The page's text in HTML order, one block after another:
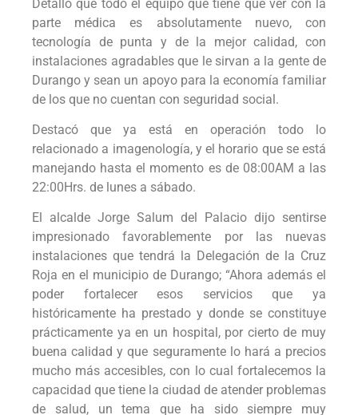
Detalló que todo el equipo que tiene que ver con la
parte médica es absolutamente nuevo, con
tecnología de punta y de la mejor calidad, con
instalaciones agradables que le sirvan a la gente de
Durango y sean un apoyo para la economía familiar
de los que no cuentan con seguridad social.
Destacó que ya está en operación todo lo
relacionado a imagenología, y el horario que se está
manejando hasta el momento es de 08:00AM a las
22:00Hrs. de lunes a sábado.
El alcalde Jorge Salum del Palacio dijo sentirse
impresionado favorablemente por las nuevas
instalaciones que tendrá la Delegación de la Cruz
Roja en el municipio de Durango; “Ahora además el
poder fortalecer esos servicios que ya
históricamente ha prestado y donde se constituye
prácticamente ya en un hospital, por cierto de muy
buena calidad y que seguramente lo hará a precios
mucho más accesibles, con lo cual fortalecemos la
capacidad que tiene la ciudad de atender problemas
de salud, un tema que ha sido siempre muy